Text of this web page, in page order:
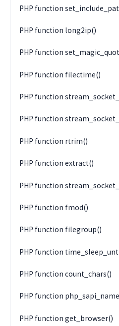
PHP function
PHP function long2ip()
PHP function
PHP function filectime()
PHP function
PHP function
PHP function rtrim()
PHP function extract()
PHP function
PHP function fmod()
PHP function filegroup()
PHP function
PHP function count_chars()
PHP function
PHP function get_browser()